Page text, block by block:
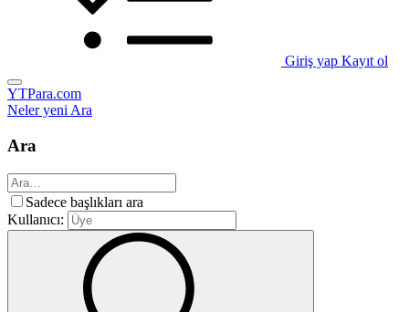
Giriş yap Kayıt ol
YTPara.com
Neler yeniAra
Ara
Sadece başlıkları ara
Kullanıcı: